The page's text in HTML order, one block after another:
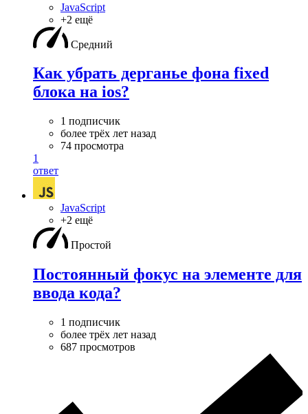
JavaScript
+2 ещё
Средний
Как убрать дерганье фона fixed
блока на ios?
1 подписчик
более трёх лет назад
74 просмотра
1
ответ
JavaScript
+2 ещё
Простой
Постоянный фокус на элементе для
ввода кода?
1 подписчик
более трёх лет назад
687 просмотров